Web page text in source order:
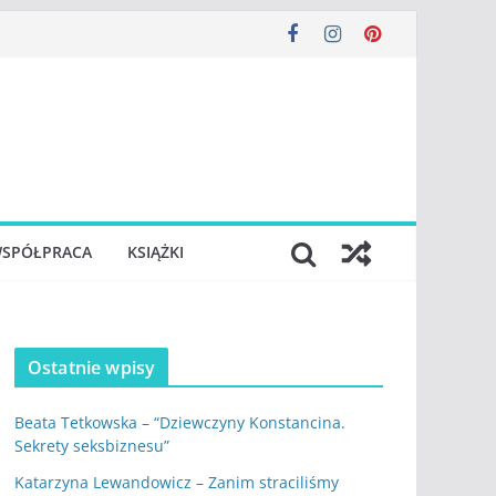
KSIĄŻKI
Ostatnie wpisy
Beata Tetkowska – “Dziewczyny Konstancina.
Sekrety seksbiznesu”
Katarzyna Lewandowicz – Zanim straciliśmy